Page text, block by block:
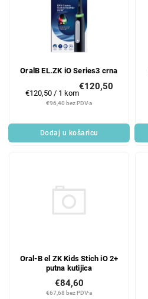
OralB EL.ZK iO Series3 crna
€96,40 bez PDV-a
€120,50
Mjerenje
cijene:
€120,50 / 1 kom
Dodaj u košaricu
Oral-B el ZK Kids Stich iO 2+
putna kutijica
€67,68 bez PDV-a
€84,60